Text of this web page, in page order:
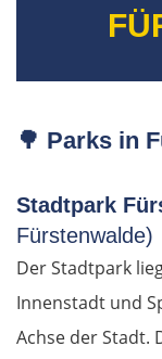
🌳 Parks in
Stadtpark
Fürstenwalde)
Der Stadtpark
Innenstadt und
Achse der Stadt.